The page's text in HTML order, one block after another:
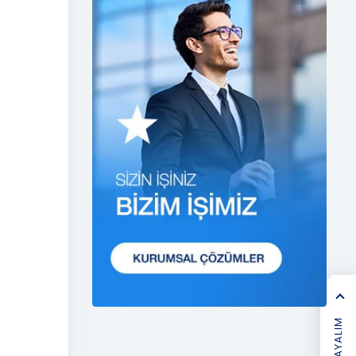
1. Hukuka ve Dürüstlük
Kuralına Uygun Kişisel Veri
İşleme Faaliyetlerinde
Bulunma
CB Gayrimenkul Franchising
Pazarlama ve Danışmanlık
Hizmetleri A.Ş.; kişisel verilerin
işlenmesi faaliyetleri
kapsamında hukuka ve
dürüstlük kurallarına uygun
hareket etmekle yükümlüdür.
gereklilikleri dikkate alınacakve
kişisel verileri işleme amacı
dışında kullanmayacaktır.
2. Kişisel Verilerin Doğru ve